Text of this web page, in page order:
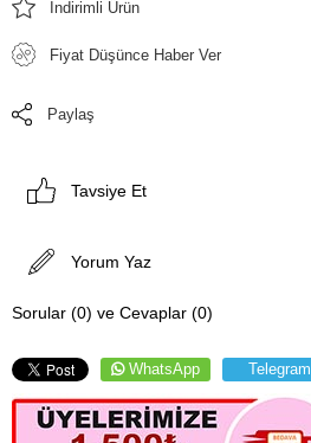
İndirimli Ürün
Fiyat Düşünce Haber Ver
Paylaş
Tavsiye Et
Yorum Yaz
Sorular (0) ve Cevaplar (0)
WhatsApp Telegram